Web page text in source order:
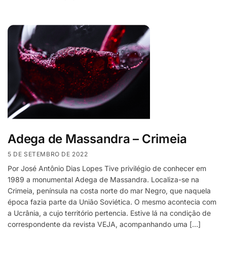
Adega de Massandra – Crimeia
5 DE SETEMBRO DE 2022
Por José Antônio Dias Lopes Tive privilégio de conhecer em
1989 a monumental Adega de Massandra. Localiza-se na
Crimeia, península na costa norte do mar Negro, que naquela
época fazia parte da União Soviética. O mesmo acontecia com
a Ucrânia, a cujo território pertencia. Estive lá na condição de
correspondente da revista VEJA, acompanhando uma […]